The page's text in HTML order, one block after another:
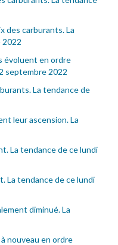
des carburants. La
2022
évoluent en ordre
septembre 2022
La tendance de
leur ascension. La
La tendance de ce lundi
La tendance de ce lundi
diminué. La
nouveau en ordre